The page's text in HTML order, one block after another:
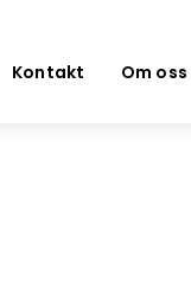
Kontakt Om oss